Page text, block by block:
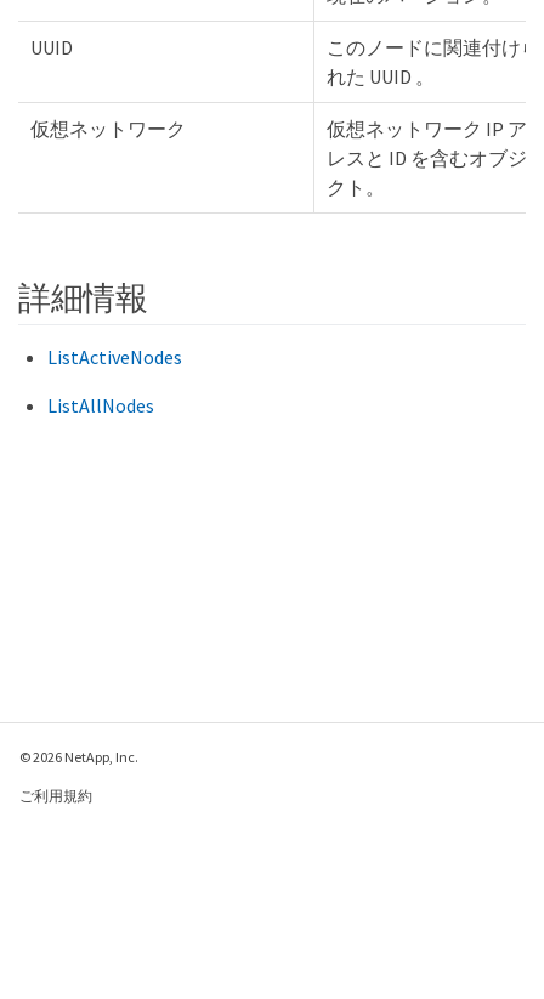
UUID
このノードに関連付けら
れた UUID 。
仮想ネットワーク
仮想ネットワーク IP ア
レスと ID を含むオブジ
クト。
詳細情報
ListActiveNodes
ListAllNodes
© 2026 NetApp, Inc.
ご利用規約